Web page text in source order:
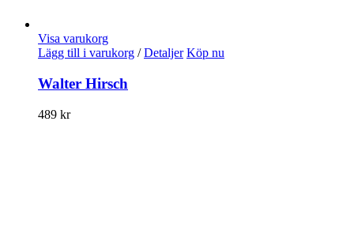
Visa varukorg
Lägg till i varukorg / Detaljer Köp nu
Walter Hirsch
489 kr